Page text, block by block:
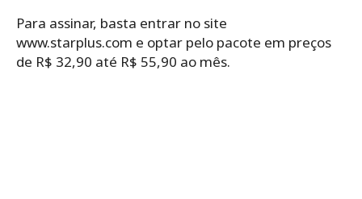
Para assinar, basta entrar no site
www.starplus.com e optar pelo pacote em preços
de R$ 32,90 até R$ 55,90 ao mês.